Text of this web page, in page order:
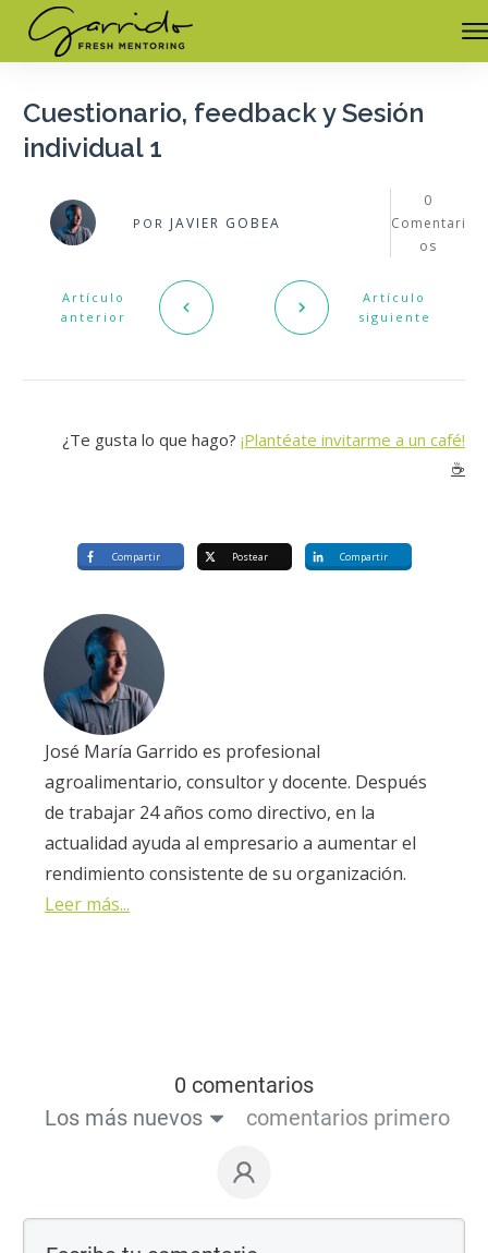
Cuestionario, feedback y Sesión
individual 1
POR JAVIER GOBEA
0
Comentari
os
Artículo
anterior
Artículo
siguiente
¿Te gusta lo que hago? ¡Plantéate invitarme a un café!
☕️
Compartir Postear Compartir
José María Garrido es profesional
agroalimentario, consultor y docente. Después
de trabajar 24 años como directivo, en la
actualidad ayuda al empresario a aumentar el
rendimiento consistente de su organización.
Leer más...
0 comentarios
Los más nuevos
comentarios primero